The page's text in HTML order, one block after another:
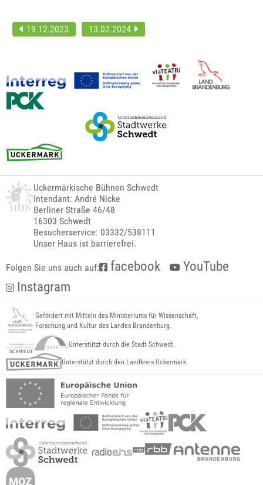
19.12.2023 13.02.2024
Uckermärkische Bühnen Schwedt
Intendant: André Nicke
Berliner Straße 46/48
16303 Schwedt
Besucherservice: 03332/538111
Unser Haus ist barrierefrei.
Folgen Sie uns auch auf: facebook
YouTube
Instagram
Gefördert mit Mitteln des Ministeriums für Wissenschaft,
Forschung und Kultur des Landes Brandenburg.
Unterstützt durch die Stadt Schwedt.
Unterstützt durch den Landkreis Uckermark.